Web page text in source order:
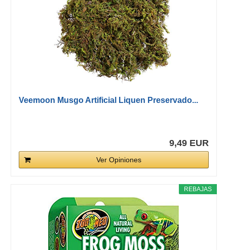
Veemoon Musgo Artificial Liquen Preservado...
9,49 EUR
Ver Opiniones
REBAJAS